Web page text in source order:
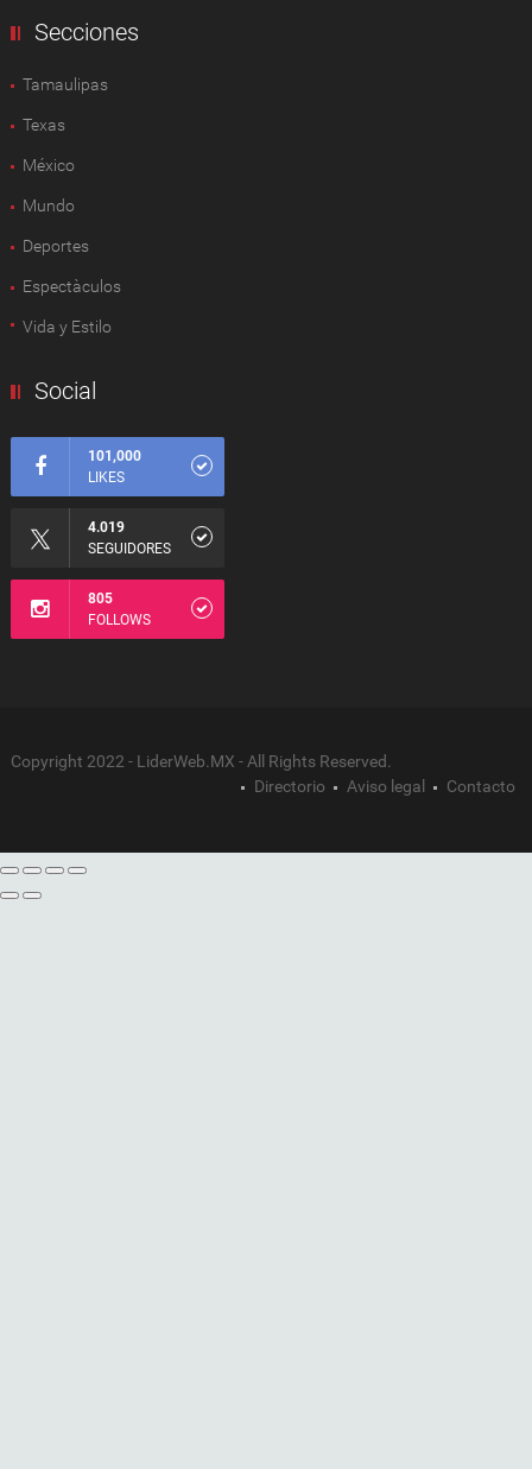
Secciones
Tamaulipas
Texas
México
Mundo
Deportes
Espectàculos
Vida y Estilo
Social
101,000
LIKES
4.019
SEGUIDORES
805
FOLLOWS
Copyright 2022 - LiderWeb.MX - All Rights Reserved.
Directorio
Aviso legal Contacto